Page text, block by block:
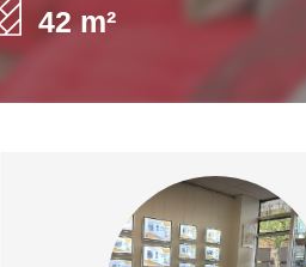
42 m²